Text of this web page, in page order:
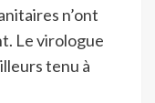
n’ont
Le virologue
tenu à